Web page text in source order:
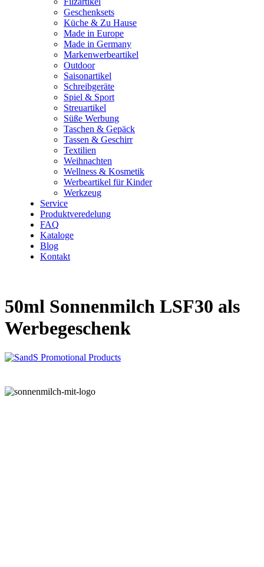
Geschenksets
Küche & Zu Hause
Made in Europe
Made in Germany
Markenwerbeartikel
Outdoor
Saisonartikel
Schreibgeräte
Spiel & Sport
Streuartikel
Süße Werbung
Taschen & Gepäck
Tassen & Geschirr
Textilien
Weihnachten
Wellness & Kosmetik
Werbeartikel für Kinder
Werkzeug
Service
Produktveredelung
FAQ
Kataloge
Blog
Kontakt
50ml Sonnenmilch LSF30 als
Werbegeschenk